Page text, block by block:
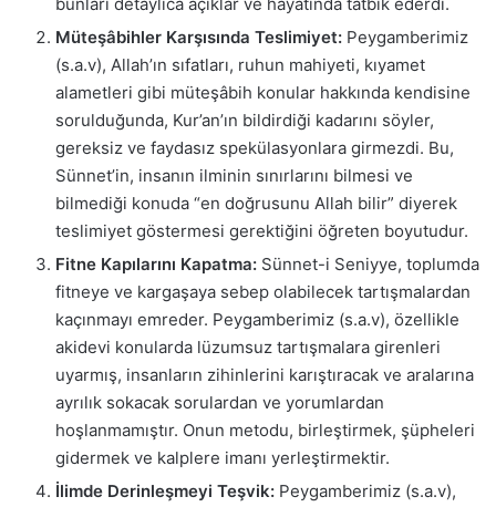
Müteşâbihler Karşısında Teslimiyet: Peygamberimiz
(s.a.v), Allah’ın sıfatları, ruhun mahiyeti, kıyamet
alametleri gibi müteşâbih konular hakkında kendisine
sorulduğunda, Kur’an’ın bildirdiği kadarını söyler,
gereksiz ve faydasız spekülasyonlara girmezdi. Bu,
Sünnet’in, insanın ilminin sınırlarını bilmesi ve
bilmediği konuda “en doğrusunu Allah bilir” diyerek
teslimiyet göstermesi gerektiğini öğreten boyutudur.
Fitne Kapılarını Kapatma: Sünnet-i Seniyye, toplumda
fitneye ve kargaşaya sebep olabilecek tartışmalardan
kaçınmayı emreder. Peygamberimiz (s.a.v), özellikle
akidevi konularda lüzumsuz tartışmalara girenleri
uyarmış, insanların zihinlerini karıştıracak ve aralarına
ayrılık sokacak sorulardan ve yorumlardan
hoşlanmamıştır. Onun metodu, birleştirmek, şüpheleri
gidermek ve kalplere imanı yerleştirmektir.
İlimde Derinleşmeyi Teşvik: Peygamberimiz (s.a.v),